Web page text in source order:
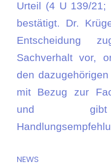
Urteil (4 U 139/21;
bestätigt. Dr.
Entscheidung
Sachverhalt vor,
den
mit Bezug zur
und gibt
NEWS